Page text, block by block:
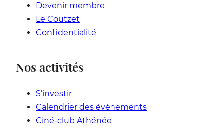
Devenir membre
Le Coutzet
Confidentialité
Nos activités
S’investir
Calendrier des événements
Ciné-club Athénée